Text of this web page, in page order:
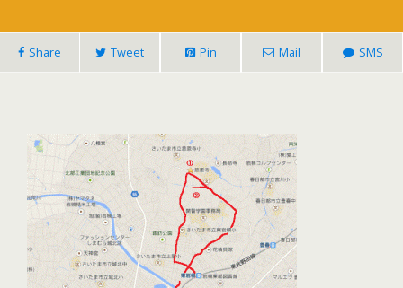
Share Tweet Pin Mail SMS